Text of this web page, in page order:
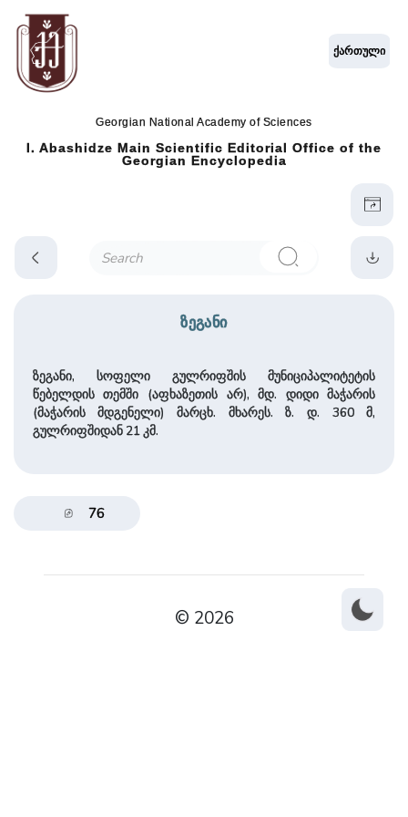
Georgian National Academy of Sciences
I. Abashidze Main Scientific Editorial Office of the
Georgian Encyclopedia
ქართული
ზეგანი
ზეგანი, სოფელი გულრიფშის მუნიციპალიტეტის
წებელდის თემში (აფხაზეთის არ), მდ. დიდი მაჭარის
(მაჭარის მდგენელი) მარცხ. მხარეს. ზ. დ. 360 მ,
გულრიფშიდან 21 კმ.
76
© 2026